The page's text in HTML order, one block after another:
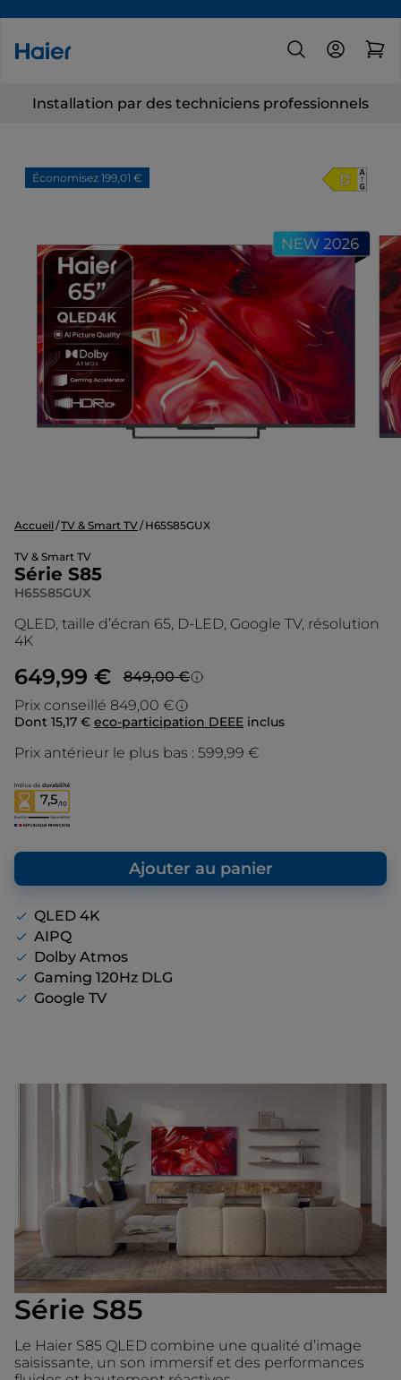
Installation par des techniciens professionnels
Économisez 199,01 €
Accueil TV & Smart TV H65S85GUX
TV & Smart TV
Série S85
H65S85GUX
QLED, taille d’écran 65, D-LED, Google TV, résolution
4K
649,99 €
849,00 €
Prezzo più basso in 30 giorni
Lo sconto è calcolato sul prezzo più basso
degli ultimi 30 giorni.
Prix conseillé 849,00 €
Prix conseillé
Le prix d’origine est le prix de vente que
nous conseillons en tant que fabricant. Il
vous donne un point de repère par rapport
au prix de vente final que nous vous
proposons, même s’il n’y a pas de remise
affichée.
Dont 15,17 € eco-participation DEEE inclus
Prix antérieur le plus bas : 599,99 €
7,5/10
Ajouter au panier
QLED 4K
AIPQ
Dolby Atmos
Gaming 120Hz DLG
Google TV
Série S85
Le Haier S85 QLED combine une qualité d’image
saisissante, un son immersif et des performances